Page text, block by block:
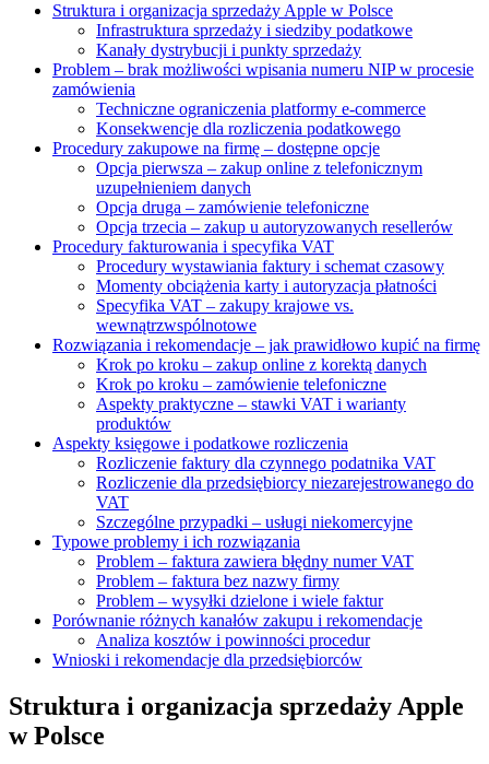
Struktura i organizacja sprzedaży Apple w Polsce
Infrastruktura sprzedaży i siedziby podatkowe
Kanały dystrybucji i punkty sprzedaży
Problem – brak możliwości wpisania numeru NIP w procesie
zamówienia
Techniczne ograniczenia platformy e-commerce
Konsekwencje dla rozliczenia podatkowego
Procedury zakupowe na firmę – dostępne opcje
Opcja pierwsza – zakup online z telefonicznym
uzupełnieniem danych
Opcja druga – zamówienie telefoniczne
Opcja trzecia – zakup u autoryzowanych resellerów
Procedury fakturowania i specyfika VAT
Procedury wystawiania faktury i schemat czasowy
Momenty obciążenia karty i autoryzacja płatności
Specyfika VAT – zakupy krajowe vs.
wewnątrzwspólnotowe
Rozwiązania i rekomendacje – jak prawidłowo kupić na firmę
Krok po kroku – zakup online z korektą danych
Krok po kroku – zamówienie telefoniczne
Aspekty praktyczne – stawki VAT i warianty
produktów
Aspekty księgowe i podatkowe rozliczenia
Rozliczenie faktury dla czynnego podatnika VAT
Rozliczenie dla przedsiębiorcy niezarejestrowanego do
VAT
Szczególne przypadki – usługi niekomercyjne
Typowe problemy i ich rozwiązania
Problem – faktura zawiera błędny numer VAT
Problem – faktura bez nazwy firmy
Problem – wysyłki dzielone i wiele faktur
Porównanie różnych kanałów zakupu i rekomendacje
Analiza kosztów i powinności procedur
Wnioski i rekomendacje dla przedsiębiorców
Struktura i organizacja sprzedaży Apple
w Polsce